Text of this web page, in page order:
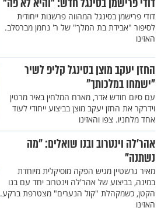
דודי פרישמן בסינגל חדש: "והיא לא פה"
דודי פרישמן בסינגל המהווה פרשנות ייחודית
לסיפור "אבידת בת המלך" של ר' נחמן מברסלב.
האזינו
החזן יעקב מוצן בסינגל קליפ לשיר
"ישמחו במלכותך"
עם סיום חודש אדר, מארח המלחין באיר מרטין
וידרקר את החזן יעקב מוצן בביצוע ייחודי לעוד
אחד מלחניו. צפו והאזינו
אהר'לה וינטרוב ובנו שואלים: "מה
נשתנה"
מאיר גרשטיין מגיש הפקה מוסיקלית מיוחדת
במינה, בביצוע של אהר'לה וינטרוב יחד עם בנו
הקטן, כשמקהלת "קול הנערים" מצטרפת ברקע.
האזינו